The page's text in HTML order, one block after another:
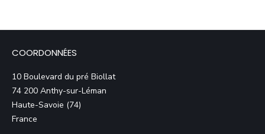
COORDONNÉES
10 Boulevard du pré Biollat
74 200 Anthy-sur-Léman
Haute-Savoie (74)
France